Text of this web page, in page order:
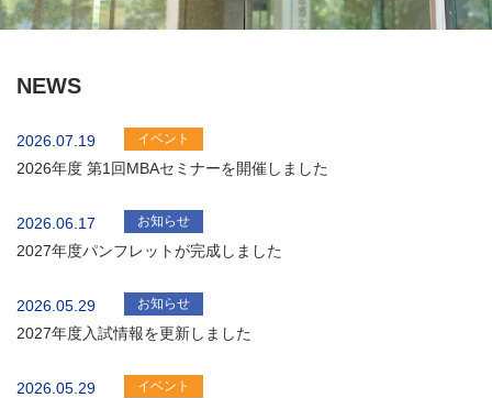
NEWS
2026.07.19 イベント
2026年度 第1回MBAセミナーを開催しました
2026.06.17 お知らせ
2027年度パンフレットが完成しました
2026.05.29 お知らせ
2027年度入試情報を更新しました
2026.05.29 イベント